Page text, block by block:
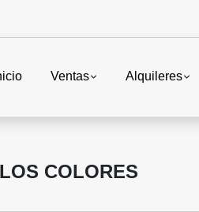
Ventas Alquileres
COLORES